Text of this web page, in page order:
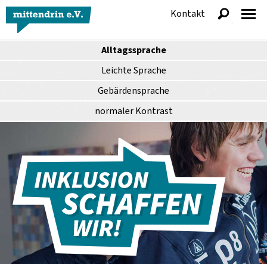
Alltagssprache
Leichte Sprache
Gebärdensprache
normalerKontrast
Kontakt
anzeigen